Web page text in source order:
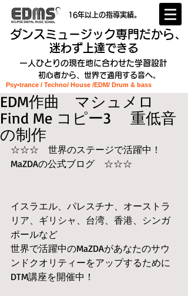
16年以上の指導実績。
ダンスミュージック専門だから、
迷わず上達できる
一人ひとりの現在地に合わせた学習設計
初心者から、世界で通用する音へ。
Psy•trance / Techno/ House /EDM/ Drum & bass
EDM作曲 マシュメロ
Find Me コピー3 重低音
の制作
☆☆☆　世界のステージで活躍中！
MaZDAの公式ブログ　☆☆☆
イスラエル、パレスチナ、オーストラ
リア、ギリシャ、台湾、香港、シンガ
ポールなど
世界で活躍中のMaZDAがあなたのサウ
ンドクオリティーをアップするために
DTM講座を開催中！